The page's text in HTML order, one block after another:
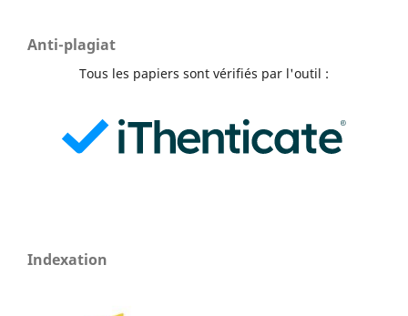
Anti-plagiat
Tous les papiers sont vérifiés par l'outil :
Indexation